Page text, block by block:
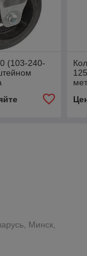
(103-240-
Минск,